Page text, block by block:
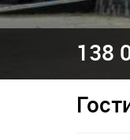
138